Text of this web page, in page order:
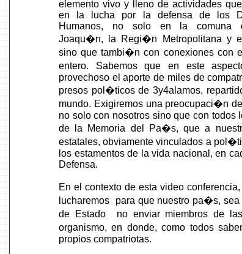
elemento vivo y lleno de actividades
en la lucha por la defensa de los
Humanos, no solo en la comuna
Joaqu�n, la Regi�n Metropolitana y
sino que tambi�n con conexiones con
entero. Sabemos que en este
provechoso el aporte de miles de
presos pol�ticos de 3y4alamos,
mundo. Exigiremos una preocupaci�n
no solo con nosotros sino que con todos
de la Memoria del Pa�s, que a
estatales, obviamente vinculados a
los estamentos de la vida nacional, en
Defensa.
En el contexto de esta video
lucharemos para que nuestro pa�s,
de Estado no enviar miembros de
organismo, en donde, como todos
propios compatriotas.